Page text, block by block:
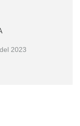
2023